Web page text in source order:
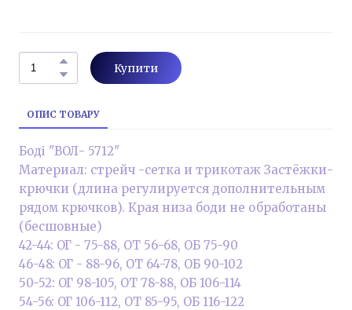
Купити
ОПИС ТОВАРУ
Боді "ВОЛ- 5712"
Материал: стрейч -сетка и трикотаж Застёжки-
крючки (длина регулируется дополнительным
рядом крючков). Края низа боди не обработаны
(бесшовные)
42-44: ОГ - 75-88, ОТ 56-68, ОБ 75-90
46-48: ОГ - 88-96, ОТ 64-78, ОБ 90-102
50-52: ОГ 98-105, ОТ 78-88, ОБ 106-114
54-56: ОГ 106-112, ОТ 85-95, ОБ 116-122